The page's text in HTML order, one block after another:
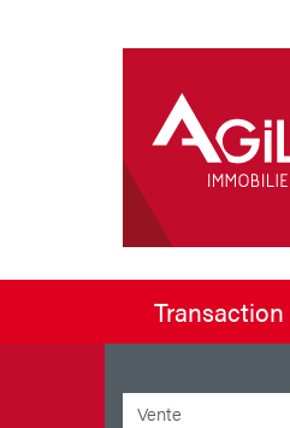
transaction
Vente